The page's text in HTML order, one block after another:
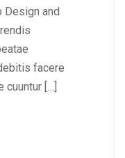
Design and
facere
cuuntur […]